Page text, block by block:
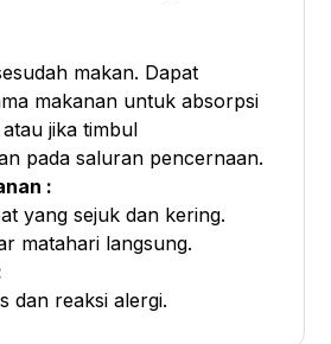
makan. Dapat
makanan untuk absorpsi
jika timbul
pada saluran pencernaan.
:
yang sejuk dan kering.
matahari langsung.
dan reaksi alergi.